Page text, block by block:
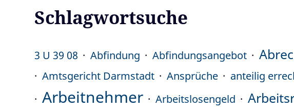
Schlagwortsuche
3 U 39 08 Abfindung Abfindungsangebot
Amtsgericht Darmstadt
Ansprüche anteilig
Arbeitnehmer Arbeitslosengeld